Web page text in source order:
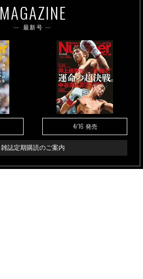
MAGAZINE
最新号
4/16 発売
雑誌定期購読のご案内